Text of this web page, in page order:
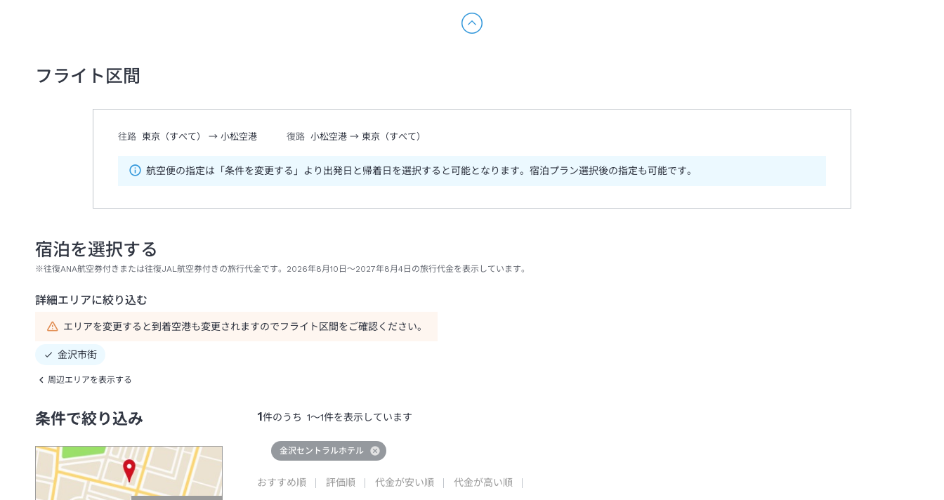
フライト区間
往路 東京（すべて） → 小松空港 復路 小松空港→ 東京（すべて）
航空便の指定は「条件を変更する」より出発日と帰着日を選択すると可能となります。宿泊プラン選択後の指定も可能です。
宿泊を選択する
※往復ANA航空券付きまたは往復JAL航空券付きの旅行代金です。2026年8月10日～2027年8月4日の旅行代金を表示しています。
詳細エリアに絞り込む
エリアを変更すると到着空港も変更されますのでフライト区間をご確認ください。
金沢市街
周辺エリアを表示する
条件で絞り込み 1件のうち 1～1件を表示しています
金沢セントラルホテル
おすすめ順 評価順 代金が安い順 代金が高い順